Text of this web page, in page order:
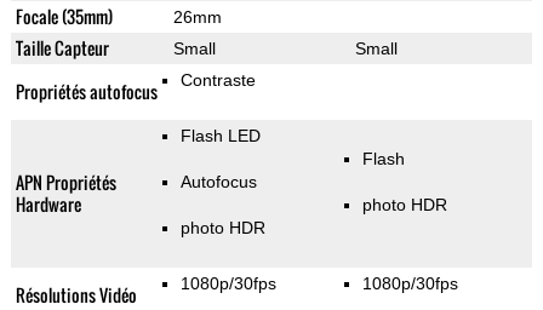
Focale (35mm) 26mm
Taille Capteur Small Small
Propriétés autofocus Contraste
APN Propriétés
Hardware
Flash LED
Autofocus
photo HDR
Flash
photo HDR
Résolutions Vidéo 1080p/30fps 1080p/30fps